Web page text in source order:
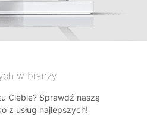
w branży
Ciebie? Sprawdź naszą
z usług najlepszych!